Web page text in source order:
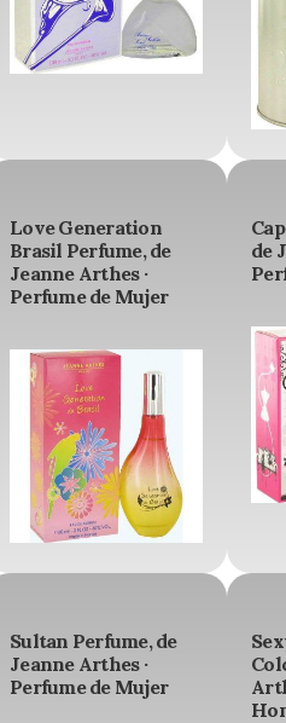
Love Generation
Brasil Perfume, de
Jeanne Arthes ·
Perfume de Mujer
de
Sultan Perfume, de
Jeanne Arthes ·
Perfume de Mujer